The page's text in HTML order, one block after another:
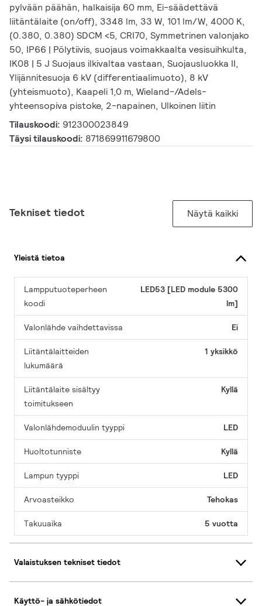
pylvään päähän, halkaisija 60 mm, Ei-säädettävä
liitäntälaite (on/off), 3348 lm, 33 W, 101 lm/W, 4000 K,
(0.380, 0.380) SDCM <5, CRI70, Symmetrinen valonjako
50, IP66 | Pölytiivis, suojaus voimakkaalta vesisuihkulta,
IK08 | 5 J Suojaus ilkivaltaa vastaan, Suojausluokka II,
Ylijännitesuoja 6 kV (differentiaalimuoto), 8 kV
(yhteismuoto), Kaapeli 1,0 m, Wieland-/Adels-
yhteensopiva pistoke, 2-napainen, Ulkoinen liitin
Tilauskoodi: 912300023849
Täysi tilauskoodi: 871869911679800
Tekniset tiedot Näytä kaikki
Yleistä tietoa
Lampputuoteperheen
koodi
LED53 [LED module 5300
lm]
Valonlähde vaihdettavissa Ei
Liitäntälaitteiden
lukumäärä
1 yksikkö
Liitäntälaite sisältyy
toimitukseen
Kyllä
Valonlähdemoduulin tyyppi LED
Huoltotunniste Kyllä
Lampun tyyppi LED
Arvoasteikko Tehokas
Takuuaika 5 vuotta
Valaistuksen tekniset tiedot
Käyttö- ja sähkötiedot